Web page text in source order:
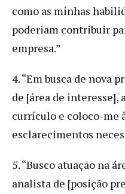
como as minhas
poderiam contribuir
empresa.”
4. “Em busca de nova
de [área de interesse],
currículo e coloco-me
esclarecimentos
5. “Busco atuação na
analista de [posição